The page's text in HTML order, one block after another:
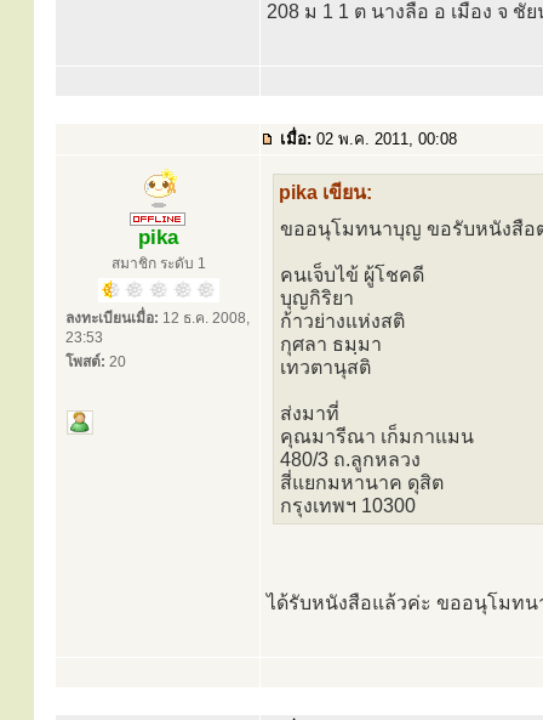
208 ม 1 1 ต นางลือ อ เมือง จ ชั
เมื่อ: 02 พ.ค. 2011, 00:08
pika
สมาชิก ระดับ 1
ลงทะเบียนเมื่อ: 12 ธ.ค. 2008,
23:53
โพสต์: 20
pika เขียน:
ขออนุโมทนาบุญ ขอรับหนังสือ
คนเจ็บไข้ ผู้โชคดี
บุญกิริยา
ก้าวย่างแห่งสติ
กุศลา ธมฺมา
เทวตานุสติ
ส่งมาที่
คุณมารีณา เก็มกาแมน
480/3 ถ.ลูกหลวง
สี่แยกมหานาค ดุสิต
กรุงเทพฯ 10300
ได้รับหนังสือแล้วค่ะ ขออนุโมทน